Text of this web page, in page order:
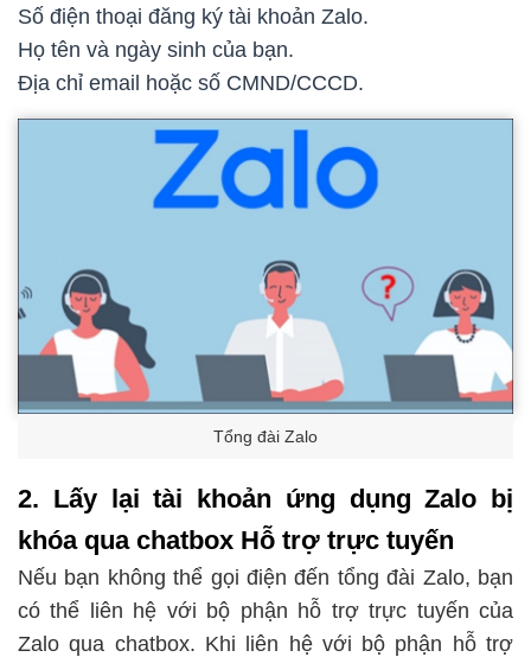
Số điện thoại đăng ký tài khoản Zalo.
Họ tên và ngày sinh của bạn.
Địa chỉ email hoặc số CMND/CCCD.
Tổng đài Zalo
2. Lấy lại tài khoản ứng dụng Zalo bị
khóa qua chatbox Hỗ trợ trực tuyến
Nếu bạn không thể gọi điện đến tổng đài Zalo, bạn
có thể liên hệ với bộ phận hỗ trợ trực tuyến của
Zalo qua chatbox. Khi liên hệ với bộ phận hỗ trợ